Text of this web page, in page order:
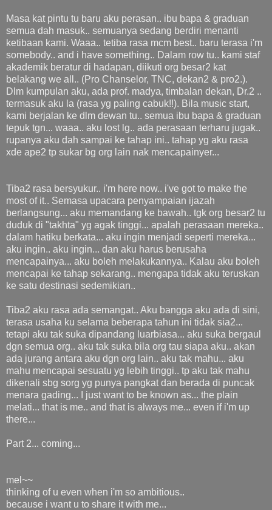
Masa kat pintu tu baru aku perasan.. ibu bapa & graduan
semua dah masuk.. semuanya sedang berdiri menanti
ketibaan kami. Waaa.. tetiba rasa mcm best.. baru terasa i'm
somebody.. and i have something.. Dalam row tu.. kami staf
akademik beratur di hadapan, diikuti org besar2 kat
belakang we all.. (Pro Chanselor, TNC, dekan2 & pro2.).
Dlm kumpulan aku, ada prof. madya, timbalan dekan, Dr.2 ..
termasuk aku la (rasa yg paling cabuk!!). Bila music start,
kami berjalan ke dlm dewan tu.. semua ibu bapa & graduan
tepuk tgn... waaa.. aku lost lg.. ada perasaan terharu jugak..
rupanya aku dah sampai ke tahap ini.. tahap yg aku rasa
xde ape2 tp sukar bg org lain nak mencapainyer...
Tiba2 rasa bersyukur.. i'm here now.. i've got to make the
most of it.. Semasa upacara penyampaian ijazah
berlangsung... aku memandang ke bawah.. tgk org besar2 tu
duduk di "takhta" yg agak tinggi... apalah perasaan mereka..
dalam hatiku berkata... aku ingin menjadi seperti mereka...
aku ingin.. aku ingin... dan aku harus berusaha
mencapainya... aku boleh melakukannya.. Kalau aku boleh
mencapai ke tahap sekarang.. mengapa tidak aku teruskan
ke satu destinasi sedemikian..
Tiba2 aku rasa ada semangat.. Aku bangga aku ada di sini,
terasa usaha ku selama beberapa tahun ini tidak sia2...
tetapi aku tak suka dipandang luarbiasa... aku suka bergaul
dgn semua org.. aku tak suka bila org tau siapa aku.. akan
ada jurang antara aku dgn org lain.. aku tak mahu... aku
mahu mencapai sesuatu yg lebih tinggi.. tp aku tak mahu
dikenali sbg sorg yg punya pangkat dan berada di puncak
menara gading... I just want to be known as... the plain
melati... that is me.. and that is always me... even if i'm up
there...
Part 2... coming...
mel~~
thinking of u even when i'm so ambitious..
because i want u to share it with me...